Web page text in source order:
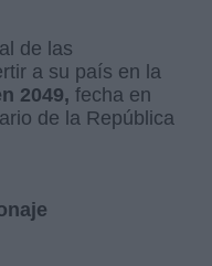
de las
a su país en la
2049, fecha en
de la República